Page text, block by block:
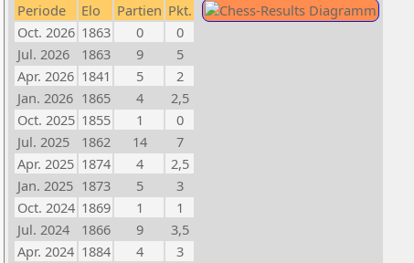
Periode Elo Partien Pkt.
Oct. 2026 1863 0
0
Jul. 2026
1863 9
5
Apr. 2026 1841 5
2
Jan. 2026 1865 4
2,5
Oct. 2025 1855 1
0
Jul. 2025
1862 14
7
Apr. 2025 1874 4
2,5
Jan. 2025 1873 5
3
Oct. 2024 1869 1
1
Jul. 2024
1866 9
3,5
Apr. 2024 1884 4
3